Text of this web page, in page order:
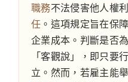
職務不法侵害他人權
任 。這項規定旨在保
企業成本。判斷是否
「客觀說」，即只要
立。然而，若雇主能